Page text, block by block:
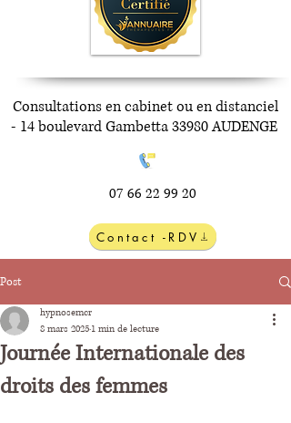
Consultations en cabinet ou en distanciel
- 14 boulevard Gambetta 33980 AUDENGE
07 66 22 99 20
Contact -RDV
Post
Journée Internationale des
droits des femmes
hypnosemcr
8 mars 2025 1 min de lecture